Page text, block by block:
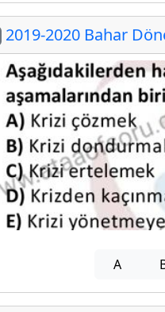
2019-2020 Bahar
A